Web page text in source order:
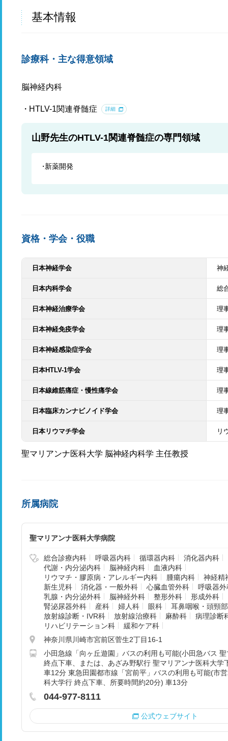
基本情報
診療科・主な得意領域
脳神経内科
HTLV-1関連脊髄症 詳細
山野先生のHTLV-1関連脊髄症の専門領域
新薬開発
資格・学会・役職
日本神経学会 神
日本内科学会 総
日本神経治療学会 理
日本神経免疫学会 理
日本神経感染症学会 理
日本HTLV-1学会 理
日本線維筋痛症・慢性痛学会 理
日本臨床カンナビノイド学会 理
日本リウマチ学会 リ
聖マリアンナ医科大学 脳神経内科学 主任教授
所属病院
聖マリアンナ医科大学病院
総合診療内科 呼吸器内科 循環器内科
消化器内科
代謝・内分泌内科
脳神経内科
血液内科
リウマチ・膠原病・アレルギー内科
腫瘍内科
神経精
新生児科
消化器・一般外科 心臓血管外科
呼吸器外
乳腺・内分泌外科
脳神経外科 整形外科
形成外科
腎泌尿器外科
産科 婦人科 眼科
耳鼻咽喉・頭頸
放射線診断・IVR科
放射線治療科 麻酔科
病理診断
リハビリテーション科
緩和ケア科
神奈川県川崎市宮前区菅生2丁目16-1
小田急線「向ヶ丘遊園」バスの利用も可能(小田急バス
終点下車、または、あざみ野駅行 聖マリアンナ医科大学
車12分 東急田園都市線「宮前平」バスの利用も可能(市
科大学行 終点下車、所要時間約20分) 車13分
044-977-8111
公式ウェブサイト